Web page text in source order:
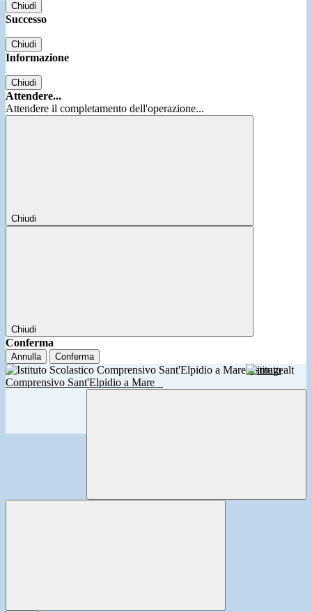
Chiudi
Successo
Chiudi
Informazione
Chiudi
Attendere...
Attendere il completamento dell'operazione...
Chiudi
Chiudi
Conferma
Annulla Conferma
Istituto
Comprensivo Sant'Elpidio a Mare